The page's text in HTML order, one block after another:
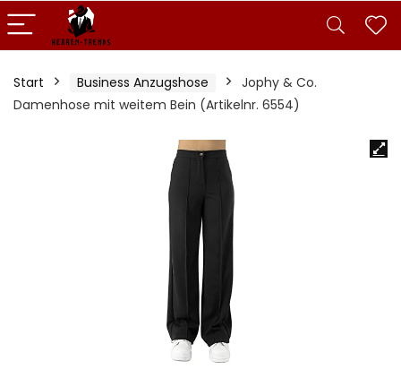
Start Business Anzugshose
Jophy & Co.
Damenhose mit weitem Bein (Artikelnr. 6554)